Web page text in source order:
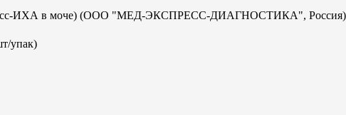
ИХА в моче) (ООО "МЕД-ЭКСПРЕСС-ДИАГНОСТИКА", Россия)
упак)